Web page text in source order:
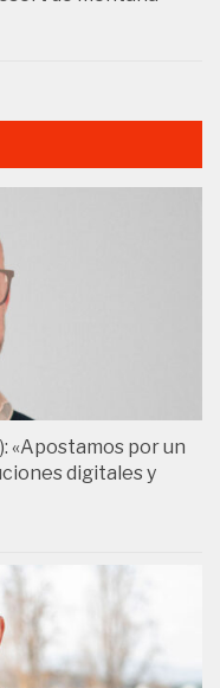
«Apostamos por un
digitales y